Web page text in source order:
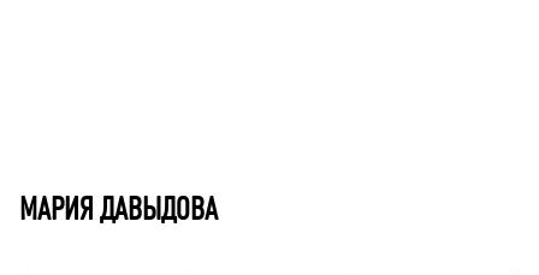
МАРИЯ ДАВЫДОВА